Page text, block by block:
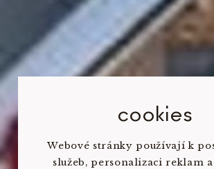
cookies
Webové stránky používají k
služeb, personalizaci reklam